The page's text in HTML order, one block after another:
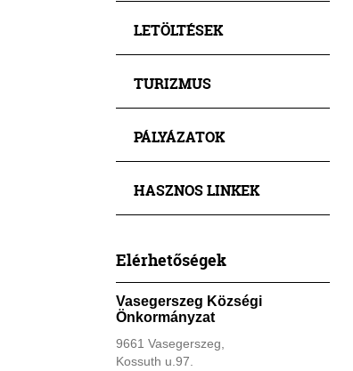
LETÖLTÉSEK
TURIZMUS
PÁLYÁZATOK
HASZNOS LINKEK
Elérhetőségek
Vasegerszeg Községi
Önkormányzat
9661 Vasegerszeg,
Kossuth u.97.